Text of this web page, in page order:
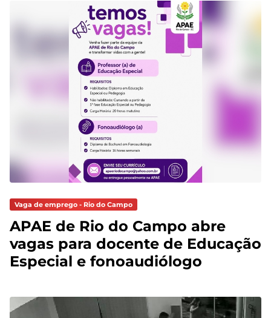
Vaga de emprego - Rio do Campo
APAE de Rio do Campo abre
vagas para docente de Educação
Especial e fonoaudiólogo